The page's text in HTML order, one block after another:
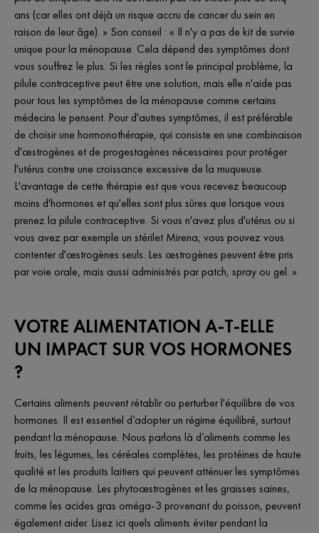
ans (car elles ont déjà un risque accru de cancer du sein en
raison de leur âge). » Son conseil : « Il n'y a pas de kit de survie
unique pour la ménopause. Cela dépend des symptômes dont
vous souffrez le plus. Si les règles sont le principal problème, la
pilule contraceptive peut être une solution, mais elle n'aide pas
pour tous les symptômes de la ménopause comme certains
médecins le pensent. Pour d'autres symptômes, il est préférable
de choisir une hormonothérapie, qui consiste en une combinaison
d'œstrogènes et de progestagènes nécessaires pour protéger
l'utérus contre une croissance excessive de la muqueuse.
L'avantage de cette thérapie est que vous recevez beaucoup
moins d'hormones et qu'elles sont plus sûres que lorsque vous
prenez la pilule contraceptive. Si vous n'avez plus d'utérus ou si
vous avez par exemple un stérilet Mirena, vous pouvez vous
contenter d'œstrogènes seuls. Les œstrogènes peuvent être pris
par voie orale, mais aussi administrés par patch, spray ou gel. »
VOTRE ALIMENTATION A-T-ELLE
UN IMPACT SUR VOS HORMONES
?
Certains aliments peuvent rétablir ou perturber l'équilibre de vos
hormones. Il est essentiel d’adopter un régime équilibré, surtout
pendant la ménopause. Nous parlons là d’aliments comme les
fruits, les légumes, les céréales complètes, les protéines de haute
qualité et les produits laitiers qui peuvent atténuer les symptômes
de la ménopause. Les phytoœstrogènes et les graisses saines,
comme les acides gras oméga-3 provenant du poisson, peuvent
également aider. Lisez ici quels aliments éviter pendant la